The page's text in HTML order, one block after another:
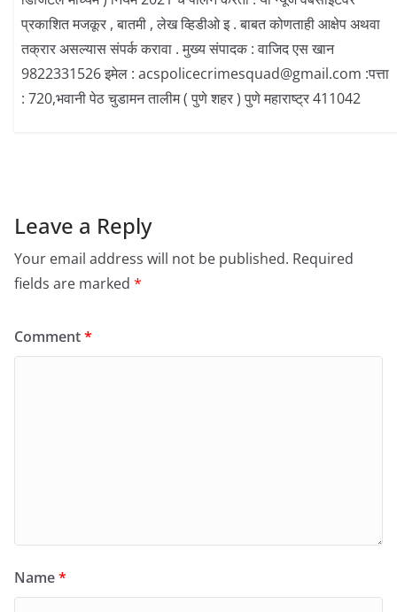
प्रकाशित मजकूर , बातमी , लेख व्हिडीओ इ . बाबत कोणताही आक्षेप अथवा
तक्रार असल्यास संपर्क करावा . मुख्य संपादक : वाजिद एस खान
9822331526 इमेल : acspolicecrimesquad@gmail.com :पत्ता
: 720,भवानी पेठ चुडामन तालीम ( पुणे शहर ) पुणे महाराष्ट्र 411042
Leave a Reply
Your email address will not be published. Required
fields are marked *
Comment*
Name*